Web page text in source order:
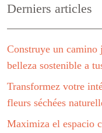
Derniers articles
Construye un camino
belleza sostenible a
Transformez votre
fleurs séchées
Maximiza el espacio